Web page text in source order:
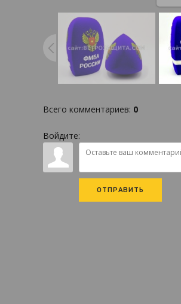
Всего комментариев: 0
Войдите:
ОТПРАВИТЬ